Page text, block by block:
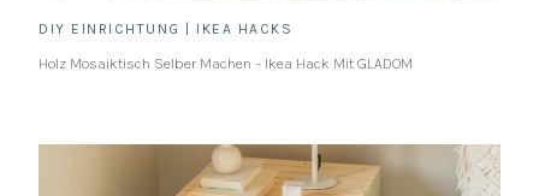
DIY EINRICHTUNG | IKEA HACKS
Holz Mosaiktisch Selber Machen – Ikea Hack Mit GLADOM